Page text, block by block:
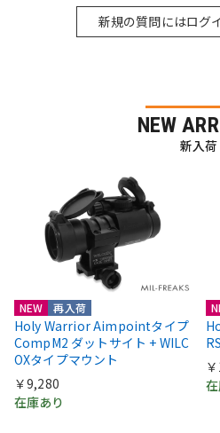
新規の質問にはログ
NEW
新入荷
NEW 再入荷
Holy Warrior Aimpointタイプ
CompM2 ダットサイト + WILC
OXタイプマウント
￥9,280
在庫あり